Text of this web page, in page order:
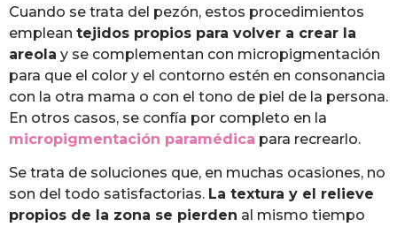
Cuando se trata del pezón, estos procedimientos
emplean tejidos propios para volver a crear la
areola y se complementan con micropigmentación
para que el color y el contorno estén en consonancia
con la otra mama o con el tono de piel de la persona.
En otros casos, se confía por completo en la
micropigmentación paramédica para recrearlo.
Se trata de soluciones que, en muchas ocasiones, no
son del todo satisfactorias. La textura y el relieve
propios de la zona se pierden al mismo tiempo